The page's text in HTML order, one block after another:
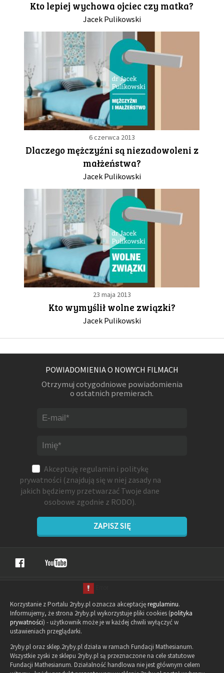
DRUŻYNA
WESPRZYJ NAS
PARTNERZY
NEWSLETTER
DLA MEDIÓW
KONTAKT
Kto lepiej wychowa ojciec czy matka?
Jacek Pulikowski
6 czerwca 2013
Dlaczego mężczyźni są niezadowoleni z
małżeństwa?
Jacek Pulikowski
23 maja 2013
Kto wymyślił wolne związki?
Jacek Pulikowski
POWIADOMIENIA O NOWYCH FILMACH
Otrzymuj cotygodniowe powiadomienia
o ostatnich premierach.
Akceptuję regulamin i politykę
prywatności (znajdują się w niej zasady na
jakich będziemy przetwarzać Twoje dane
osobowe zgodnie z RODO).
ZAPISZ SIĘ
Korzystanie z Portalu 2ryby.pl oznacza akceptacjęregulaminu.
Informujemy, że strona 2ryby.pl wykorzystuje pliki cookies (polityka
prywatności) - użytkownik może je w każdej chwili wyłączyć w
ustawieniach przeglądarki.
2ryby.pl oraz sklep.2ryby.pl działa w ramach Fundacji Mathesianum.
Wszystkie zyski ze sklepu 2ryby.pl są przeznaczone na cele statutowe
Fundacji Mathesianum. Działalność handlowa nie jest głównym celem